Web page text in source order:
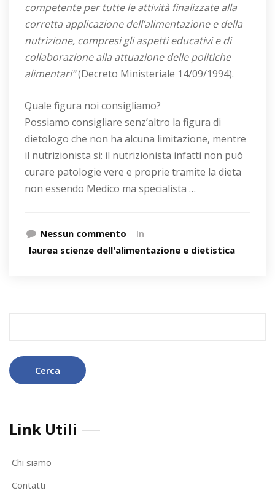
competente per tutte le attività finalizzate alla
corretta applicazione dell’alimentazione e della
nutrizione, compresi gli aspetti educativi e di
collaborazione alla attuazione delle politiche
alimentari”(Decreto Ministeriale 14/09/1994).
Quale figura noi consigliamo?
Possiamo consigliare senz’altro la figura di
dietologo che non ha alcuna limitazione, mentre
il nutrizionista si: il nutrizionista infatti non può
curare patologie vere e proprie tramite la dieta
non essendo Medico ma specialista …
Nessun commento
In
laurea scienze dell'alimentazione e dietistica
Link Utili
Chi siamo
Contatti